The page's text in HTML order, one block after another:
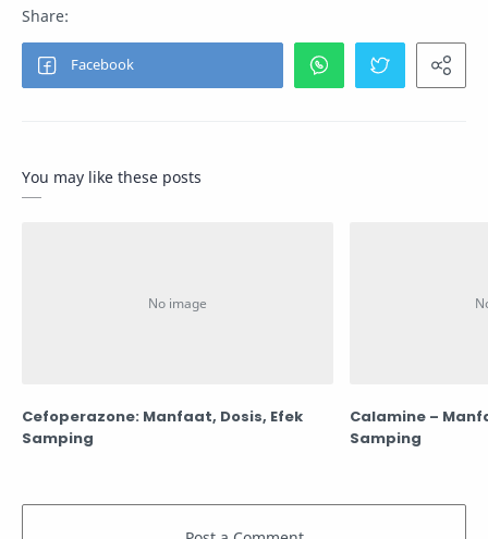
You may like these posts
Cefoperazone: Manfaat, Dosis, Efek
Samping
Calamine –
Samping